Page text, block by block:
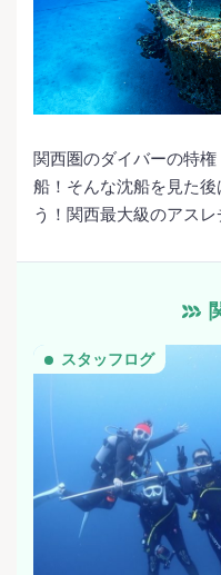
関西圏のダイバーの特
船！そんな沈船を見た
う！関西最大級のアス
スタッフログ